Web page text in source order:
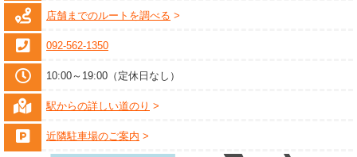
店舗までのルートを調べる
092-562-1350
10:00～19:00（定休日なし）
駅からの詳しい道のり
近隣駐車場のご案内